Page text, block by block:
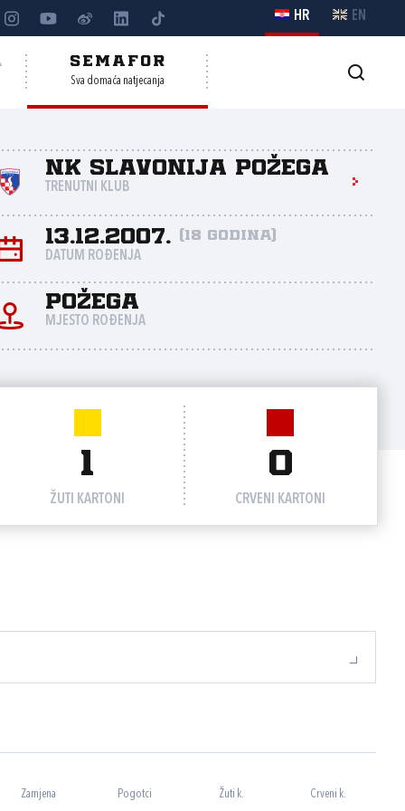
HR EN
SEMAFOR
Sva domaća natjecanja
NK Slavonija Požega
TRENUTNI KLUB
13.12.2007. (18 godina)
DATUM ROĐENJA
Požega
MJESTO ROĐENJA
1
ŽUTI KARTONI
0
CRVENI KARTONI
Zamjena Pogotci Žuti k. Crveni k.